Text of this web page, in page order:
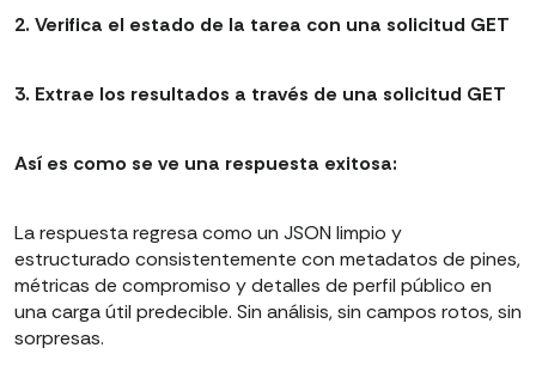
2. Verifica el estado de la tarea con una solicitud GET
3. Extrae los resultados a través de una solicitud GET
Así es como se ve una respuesta exitosa:
La respuesta regresa como un JSON limpio y
estructurado consistentemente con metadatos de pines,
métricas de compromiso y detalles de perfil público en
una carga útil predecible. Sin análisis, sin campos rotos, sin
sorpresas.